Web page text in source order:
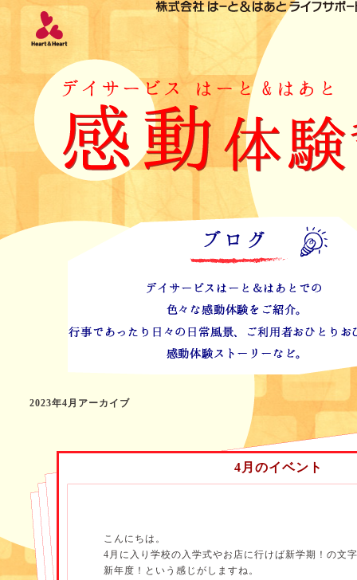
2023年4月アーカイブ
4月のイベント
こんにちは。
4月に入り学校の入学式やお店に行けば新学期！の文
新年度！という感じがしますね。